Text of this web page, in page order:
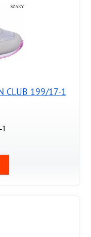
CLUB 199/17-1